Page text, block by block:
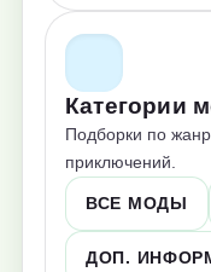
Категории
Подборки по
приключений.
ВСЕ МОДЫ
ДОП.